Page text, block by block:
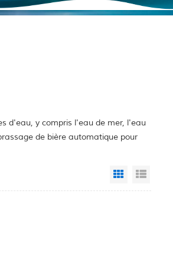
d'eau, y compris l'eau de mer, l'eau
de bière automatique pour
Grid View